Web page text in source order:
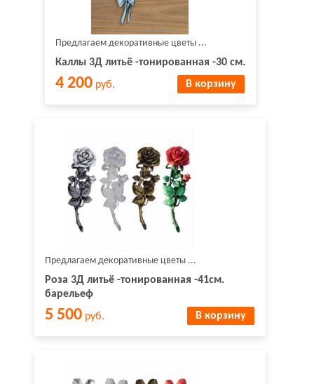
Предлагаем декоративные цветы ...
Каллы 3Д литьё -тонированная -30 см.
4 200руб. В корзину
Предлагаем декоративные цветы ...
Роза 3Д литьё -тонированная -41см.
барельеф
5 500 руб. В корзину